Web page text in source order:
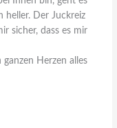
heller. Der Juckreiz
sicher, dass es mir
Herzen alles